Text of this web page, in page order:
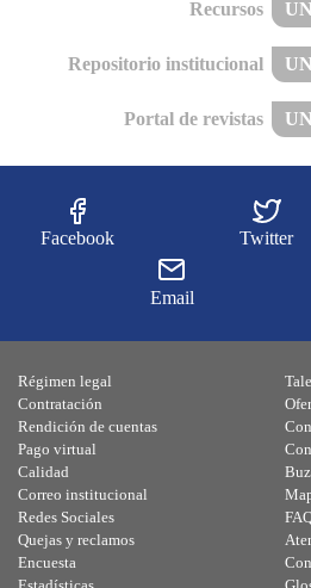
Recursos
Repositorio institucional
Portal de revistas
Facebook Twitter
Email
Régimen legal
Contratación
Rendición de cuentas
Pago virtual
Calidad
Correo institucional
Redes Sociales
Quejas y reclamos
Encuesta